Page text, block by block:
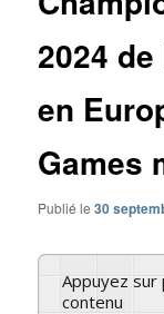
2024
en
Games
Publié le30
Appuyez sur play pour écouter ce
contenu